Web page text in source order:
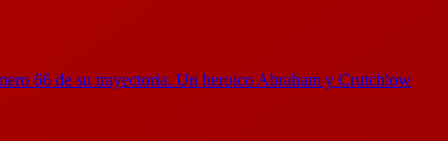
66 de su trayectoria. Un heroico Abraham y Crutchlow